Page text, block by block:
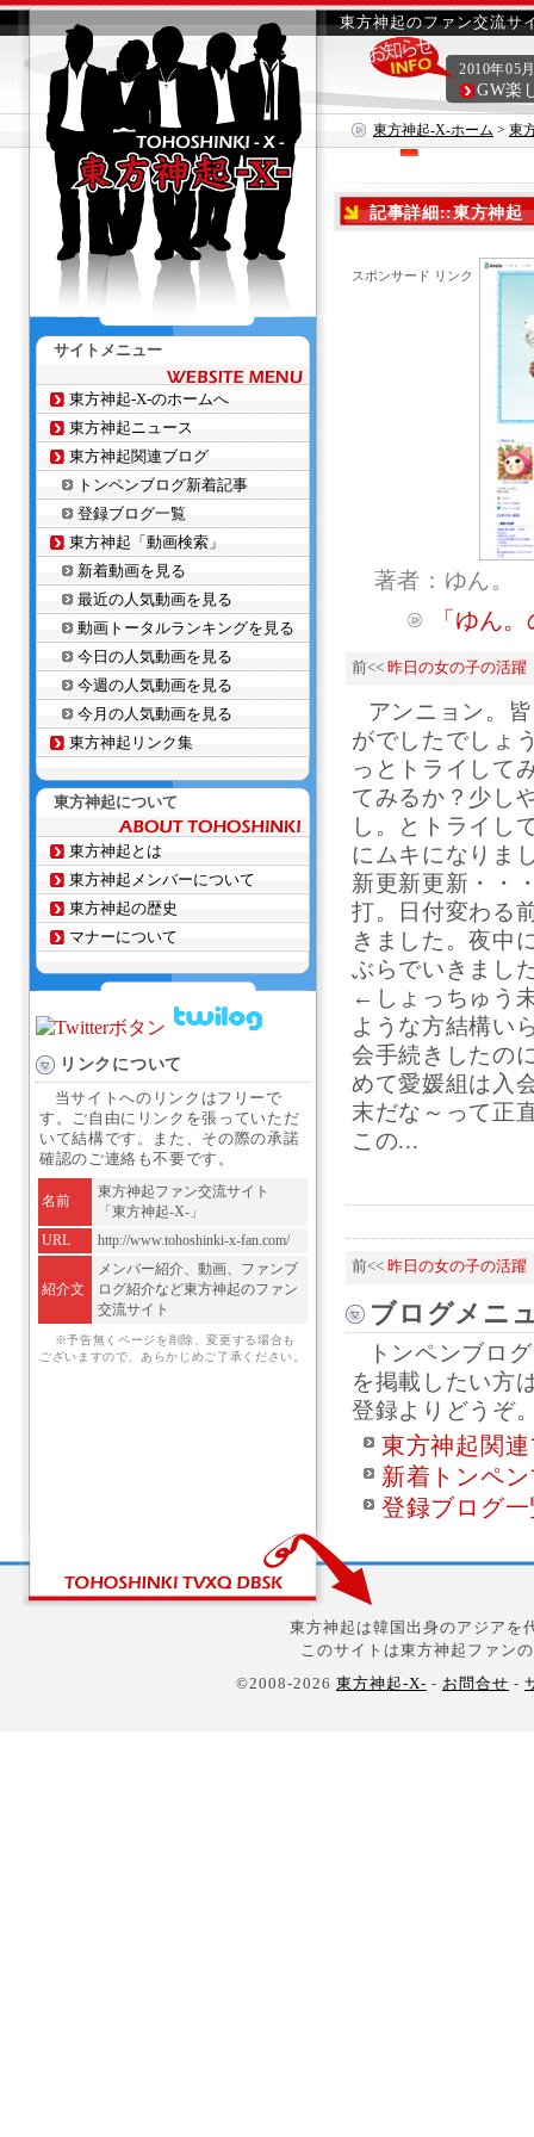
東方神起のファン交流サ
東方神起-X-ホーム > 東
2010年05
GW楽
記事詳細::東方神
スポンサード リンク
著者：ゆん。
「ゆん
前<< 昨日の女の子の活躍
アンニョン。
がでしたでしょ
っとトライして
てみるか？少し
し。とトライし
にムキになりま
新更新更新・・
打。日付変わる
きました。夜中
ぶらでいきまし
←しょっちゅう
ような方結構い
会手続きしたの
めて愛媛組は入
末だな～って正
この...
前<< 昨日の女の子の活躍
ブログメニ
トンペンブロ
を掲載したい方
登録よりどうぞ
東方神起関
新着トンペ
登録ブログ
サイトメニュー
東方神起-X-のホームへ
東方神起ニュース
東方神起関連ブログ
トンペンブログ新着記事
登録ブログ一覧
東方神起「動画検索」
新着動画を見る
最近の人気動画を見る
動画トータルランキングを見る
今日の人気動画を見る
今週の人気動画を見る
今月の人気動画を見る
東方神起リンク集
東方神起について
東方神起とは
東方神起メンバーについて
東方神起の歴史
マナーについて
リンクについて
当サイトへのリンクはフリーで
す。ご自由にリンクを張っていただ
いて結構です。また、その際の承諾
確認のご連絡も不要です。
名前
東方神起ファン交流サイト
「東方神起-X-」
URL
http://www.tohoshinki-x-fan.com/
紹介文
メンバー紹介、動画、ファンブ
ログ紹介など東方神起のファン
交流サイト
※予告無くページを削除、変更する場合も
ございますので、あらかじめご了承ください。
東方神起は韓国出身のアジアを
このサイトは東方神起ファン
©2008-2026 東方神起-X- - お問合せ -